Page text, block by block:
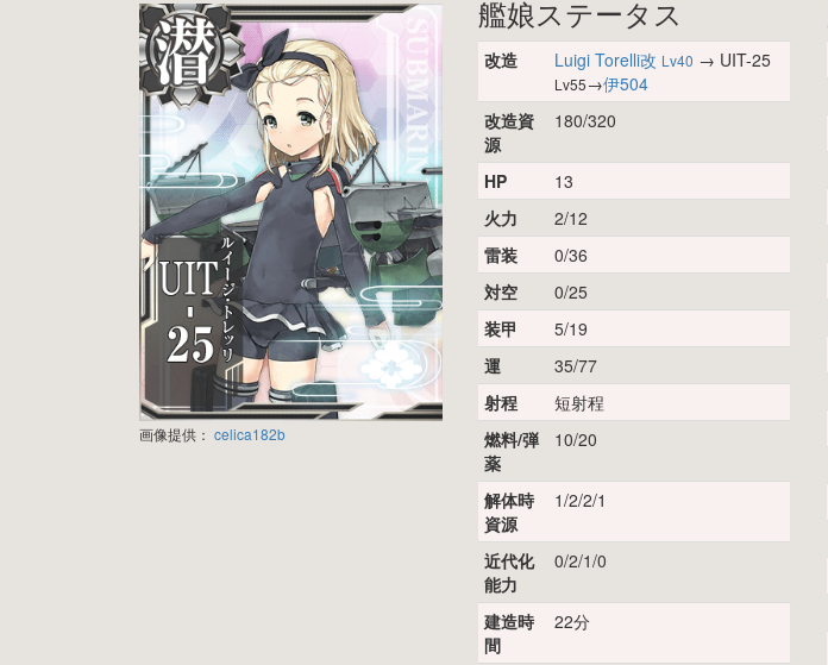
画像提供： celica182b
艦娘ステータス
改造 Luigi Torelli改 Lv40 → UIT-25
Lv55→伊504
改造資
源
180/320
HP
13
火力
2/12
雷装
0/36
対空
0/25
装甲
5/19
運
35/77
射程
短射程
燃料/弾
薬
10/20
解体時
資源
1/2/2/1
近代化
能力
0/2/1/0
建造時
間
22分